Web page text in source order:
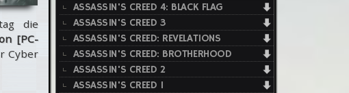
die
[PC-
Cyber
ASSASSIN'S CREED 4: BLACK FLAG
ASSASSIN'S CREED 3
ASSASSIN'S CREED: REVELATIONS
ASSASSIN'S CREED: BROTHERHOOD
ASSASSIN'S CREED 2
ASSASSIN'S CREED 1